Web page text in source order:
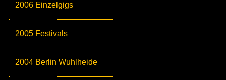
2006 Einzelgigs
2005 Festivals
2004 Berlin Wuhlheide